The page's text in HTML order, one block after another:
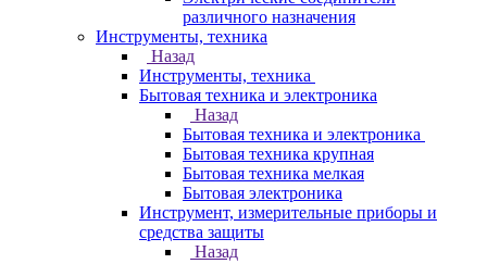
различного назначения
Инструменты, техника
Назад
Инструменты, техника
Бытовая техника и электроника
Назад
Бытовая техника и электроника
Бытовая техника крупная
Бытовая техника мелкая
Бытовая электроника
Инструмент, измерительные приборы и
средства защиты
Назад